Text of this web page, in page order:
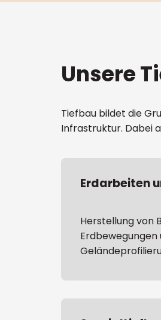
Unsere
Tiefbau bildet die
Infrastruktur. Dabei
Erdarbeiten
Herstellung von
Erdbewegungen